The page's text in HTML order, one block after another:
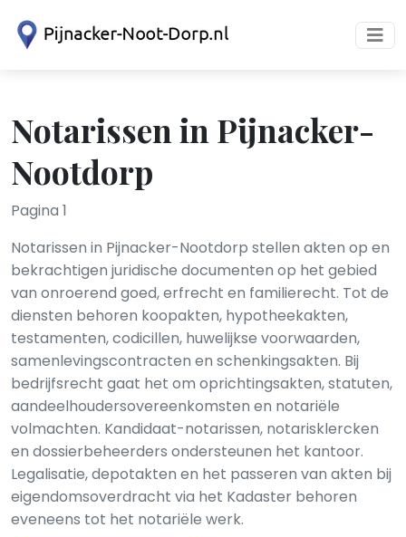
Notarissen in Pijnacker-
Nootdorp
Pagina 1
Notarissen in Pijnacker-Nootdorp stellen akten op en
bekrachtigen juridische documenten op het gebied
van onroerend goed, erfrecht en familierecht. Tot de
diensten behoren koopakten, hypotheekakten,
testamenten, codicillen, huwelijkse voorwaarden,
samenlevingscontracten en schenkingsakten. Bij
bedrijfsrecht gaat het om oprichtingsakten, statuten,
aandeelhoudersovereenkomsten en notariële
volmachten. Kandidaat-notarissen, notarisklercken
en dossierbeheerders ondersteunen het kantoor.
Legalisatie, depotakten en het passeren van akten bij
eigendomsoverdracht via het Kadaster behoren
eveneens tot het notariële werk.